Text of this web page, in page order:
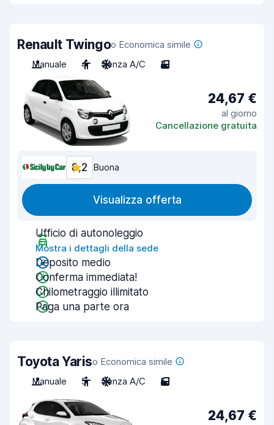
Renault Twingoo Economica simile
Manuale
4 Senza A/C 3
24,67 €
al giorno
Cancellazione gratuita
8,2 Buona
Visualizza offerta
Ufficio di autonoleggio
Mostra i dettagli della sede
Deposito medio
Conferma immediata!
Chilometraggio illimitato
Paga una parte ora
Toyota Yariso Economica simile
Manuale
5 Senza A/C 5
24,67 €